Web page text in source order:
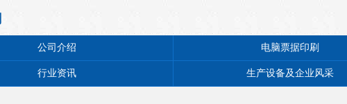
公司介绍 电脑票据印刷
行业资讯 生产设备及企业风采